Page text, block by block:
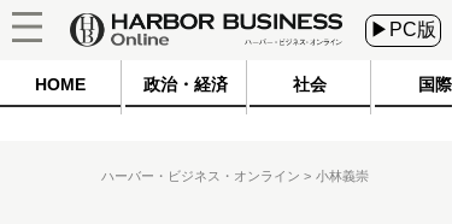
▶PC版
HOME 政治・経済 社会 国際
ハーバー・ビジネス・オンライン 小林義崇